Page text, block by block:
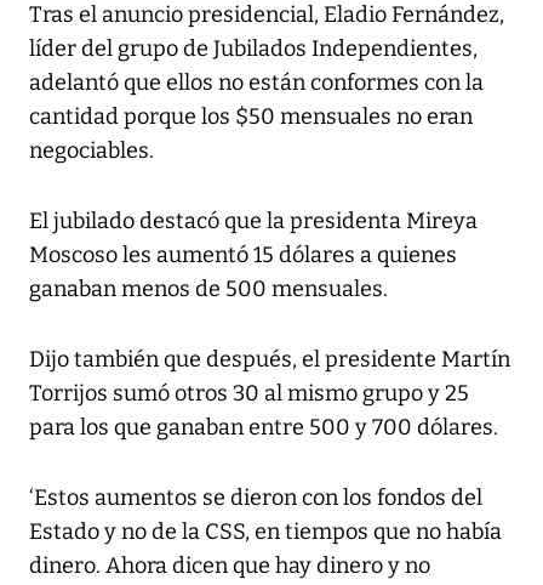
Tras el anuncio presidencial, Eladio Fernández,
líder del grupo de Jubilados Independientes,
adelantó que ellos no están conformes con la
cantidad porque los $50 mensuales no eran
negociables.
El jubilado destacó que la presidenta Mireya
Moscoso les aumentó 15 dólares a quienes
ganaban menos de 500 mensuales.
Dijo también que después, el presidente Martín
Torrijos sumó otros 30 al mismo grupo y 25
para los que ganaban entre 500 y 700 dólares.
‘Estos aumentos se dieron con los fondos del
Estado y no de la CSS, en tiempos que no había
dinero. Ahora dicen que hay dinero y no